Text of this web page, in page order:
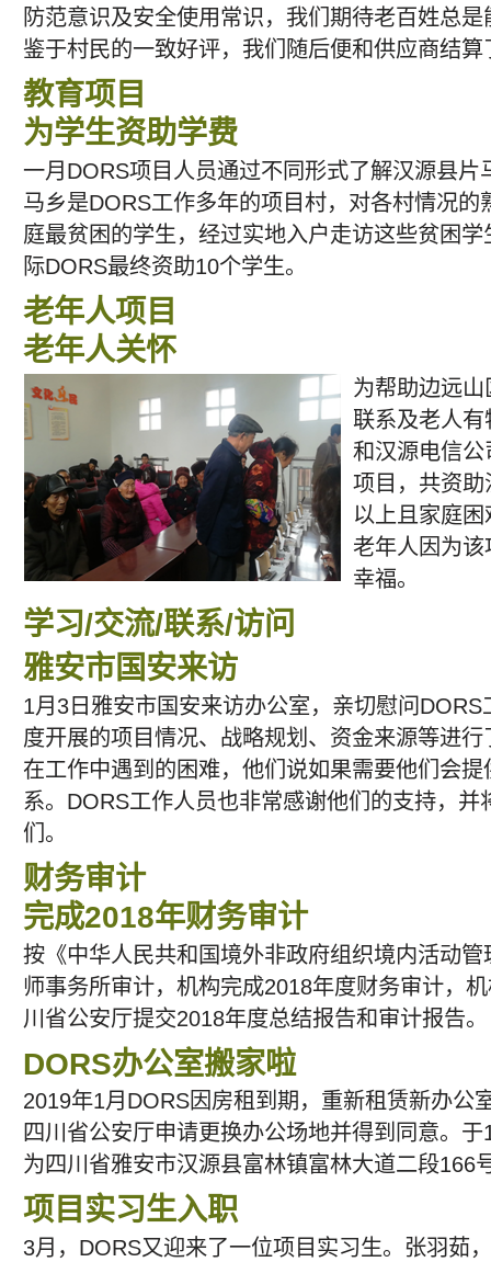
防范意识及安全使用常识，我们期待老百姓总
鉴于村民的一致好评，我们随后便和供应商结算
教育项目
为学生资助学费
一月DORS项目人员通过不同形式了解汉源县片
马乡是DORS工作多年的项目村，对各村情况的
庭最贫困的学生，经过实地入户走访这些贫困
际DORS最终资助10个学生。
老年人项目
老年人关怀
为帮助边远
联系及老人
和汉源电信
项目，共资
以上且家庭
老年人因为
幸福。
学习/交流/联系/访问
雅安市国安来访
1月3日雅安市国安来访办公室，亲切慰问
度开展的项目情况、战略规划、资金来源等进
在工作中遇到的困难，他们说如果需要他们会
系。DORS工作人员也非常感谢他们的支持，
们。
财务审计
完成2018年财务审计
按《中华人民共和国境外非政府组织境内活动
师事务所审计，机构完成2018年度财务审计，
川省公安厅提交2018年度总结报告和审计报告。
DORS办公室搬家啦
2019年1月DORS因房租到期，重新租赁新办公
四川省公安厅申请更换办公场地并得到同意。
为四川省雅安市汉源县富林镇富林大道二段166
项目实习生入职
3月，DORS又迎来了一位项目实习生。张羽茹